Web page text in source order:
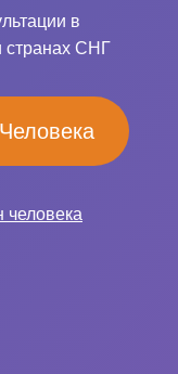
в
странах СНГ
человека